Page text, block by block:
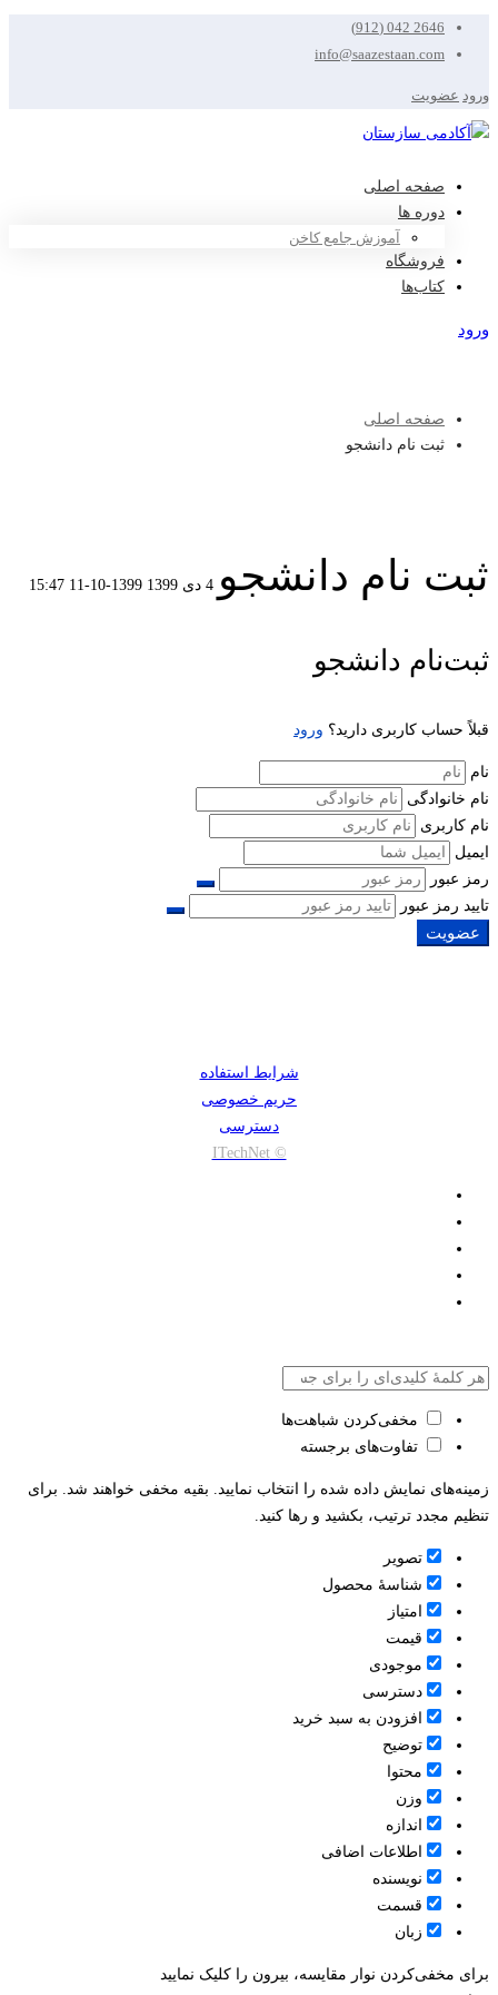
2646 042 (912)
info@saazestaan.com
ورود عضویت
صفحه اصلی
دوره ها
آموزش جامع کاخن
فروشگاه
کتاب‌ها
ورود
صفحه اصلی
ثبت نام دانشجو
ثبت نام دانشجو 4 دی 1399 1399-10-11 15:47
ثبت
نام
دانشجو
ثبت‌نام دانشجو
قبلاً حساب کاربری دارید؟ ورود
نام
نام خانوادگی
نام کاربری
ایمیل
رمز عبور
تایید رمز عبور
عضویت
شرایط استفاده
حریم خصوصی
دسترسی
© ITechNet
مخفی‌کردن شباهت‌ها
تفاوت‌های برجسته
زمینه‌های نمایش داده شده را انتخاب نمایید. بقیه مخفی خواهند شد. برای
تنظیم مجدد ترتیب، بکشید و رها کنید.
تصویر
شناسۀ محصول
امتیاز
قيمت
موجودی
دسترسی
افزودن به سبد خرید
توضیح
محتوا
وزن
اندازه
اطلاعات اضافی
نویسنده
قسمت
زبان
برای مخفی‌کردن نوار مقایسه، بیرون را کلیک نمایید